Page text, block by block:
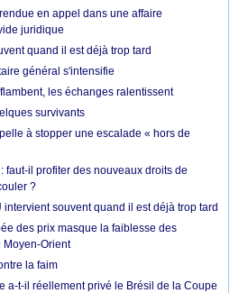
en appel dans une affaire
juridique
quand il est déjà trop tard
général s'intensifie
les échanges ralentissent
survivants
à stopper une escalade « hors de
faut-il profiter des nouveaux droits de
?
intervient souvent quand il est déjà trop tard
des prix masque la faiblesse des
Moyen-Orient
la faim
a-t-il réellement privé le Brésil de la Coupe